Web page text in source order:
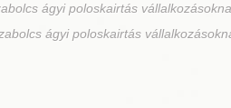
ágyi poloskairtás
ágyi poloskairtás